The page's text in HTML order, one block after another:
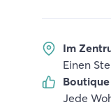
Im
Einen
Boutique
Jede